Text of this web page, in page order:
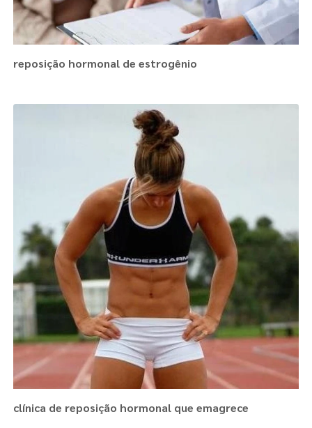
reposição hormonal de estrogênio
clínica de reposição hormonal que emagrece